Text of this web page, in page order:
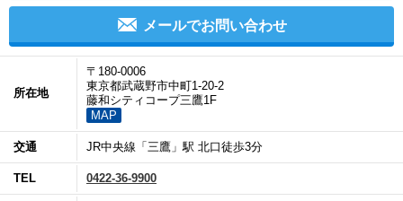
メールでお問い合わせ
所在地
〒180-0006
東京都武蔵野市中町1-20-2
藤和シティコープ三鷹1F
MAP
交通 JR中央線「三鷹」駅 北口徒歩3分
TEL 0422-36-9900